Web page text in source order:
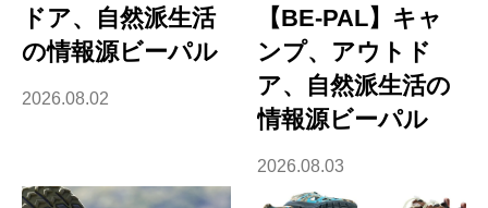
ドア、自然派生活
の情報源ビーパル
2026.08.02
【BE-PAL】キャ
ンプ、アウトド
ア、自然派生活の
情報源ビーパル
2026.08.03